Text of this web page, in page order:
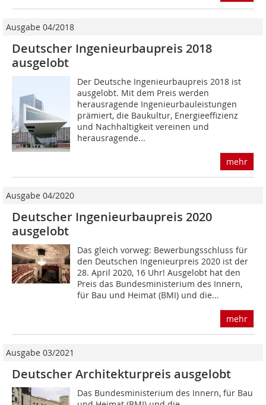
Ausgabe 04/2018
Deutscher Ingenieurbaupreis 2018
ausgelobt
Der Deutsche Ingenieurbaupreis 2018 ist
ausgelobt. Mit dem Preis werden
herausragende Ingenieurbauleistungen
prämiert, die Baukultur, Energieeffizienz
und Nachhaltigkeit vereinen und
herausragende...
mehr
Ausgabe 04/2020
Deutscher Ingenieurbaupreis 2020
ausgelobt
Das gleich vorweg: Bewerbungsschluss für
den Deutschen Ingenieurpreis 2020 ist der
28. April 2020, 16 Uhr! Ausgelobt hat den
Preis das Bundesministerium des Innern,
für Bau und Heimat (BMI) und die...
mehr
Ausgabe 03/2021
Deutscher Architekturpreis ausgelobt
Das Bundesministerium des Innern, für Bau